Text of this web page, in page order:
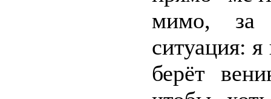
мимо, за
ситуация: я
берёт